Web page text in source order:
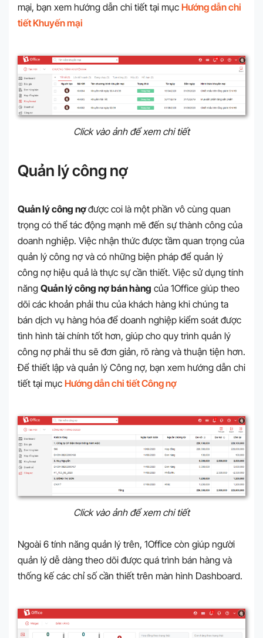
mại, bạn xem hướng dẫn chi tiết tại mục Hướng dẫn chi
tiết Khuyến mại
Click vào ảnh để xem chi tiết
Quản lý công nợ
Quản lý công nợđược coi là một phần vô cùng quan
trọng có thể tác động mạnh mẽ đến sự thành công của
doanh nghiệp. Việc nhận thức được tầm quan trọng của
quản lý công nợ và có những biện pháp để quản lý
công nợ hiệu quả là thực sự cần thiết. Việc sử dụng tính
năng Quản lý công nợ bán hàng của 1Office giúp theo
dõi các khoản phải thu của khách hàng khi chúng ta
bán dịch vụ hàng hóa để doanh nghiệp kiểm soát được
tình hình tài chính tốt hơn, giúp cho quy trình quản lý
công nợ phải thu sẽ đơn giản, rõ ràng và thuận tiện hơn.
Để thiết lập và quản lý Công nợ, bạn xem hướng dẫn chi
tiết tại mục Hướng dẫn chi tiết Công nợ
Click vào ảnh để xem chi tiết
Ngoài 6 tính năng quản lý trên, 1Office còn giúp người
quản lý dễ dàng theo dõi được quá trình bán hàng và
thống kế các chỉ số cần thiết trên màn hình Dashboard.